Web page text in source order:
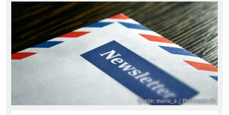
Quelle: maria_a / Photocase.de